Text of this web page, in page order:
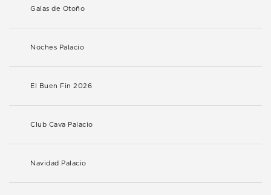
Galas de Otoño
Noches Palacio
El Buen Fin 2026
Club Cava Palacio
Navidad Palacio